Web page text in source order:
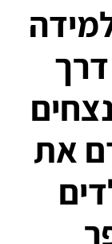
דרך
את